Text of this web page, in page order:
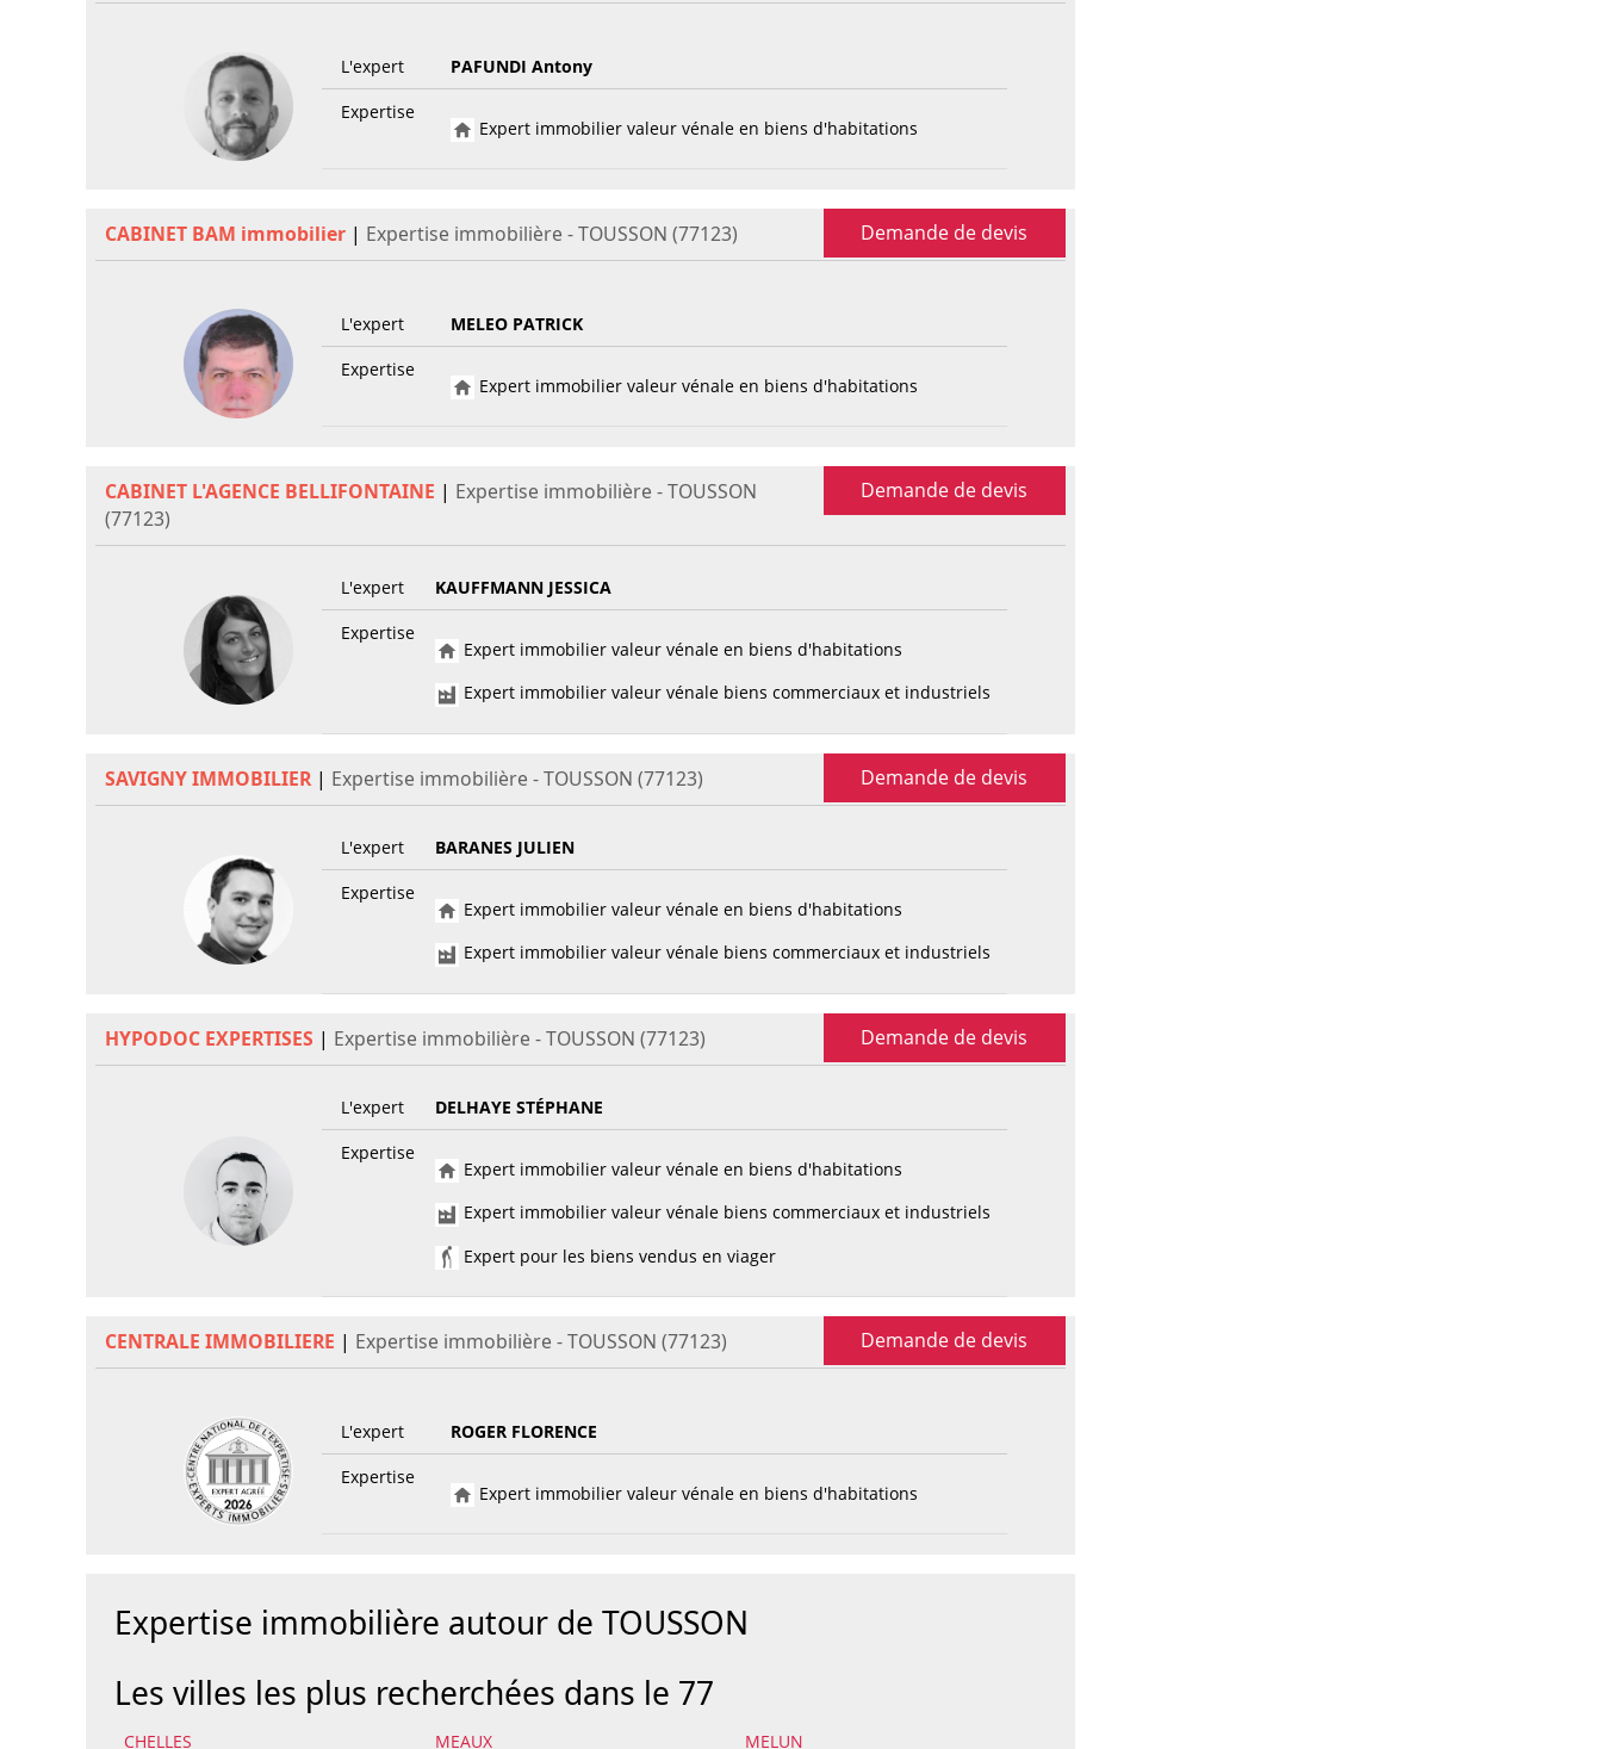
L'expert
PAFUNDI Antony
Expertise
Expert immobilier valeur vénale en biens d'habitations
CABINET BAM immobilier | Expertise immobilière - TOUSSON (77123) Demande de devis
L'expert
MELEO PATRICK
Expertise
Expert immobilier valeur vénale en biens d'habitations
CABINET L'AGENCE BELLIFONTAINE | Expertise immobilière - TOUSSON
(77123)
Demande de devis
L'expert
KAUFFMANN JESSICA
Expertise
Expert immobilier valeur vénale en biens d'habitations
Expert immobilier valeur vénale biens commerciaux et industriels
SAVIGNY IMMOBILIER | Expertise immobilière - TOUSSON (77123) Demande de devis
L'expert
BARANES JULIEN
Expertise
Expert immobilier valeur vénale en biens d'habitations
Expert immobilier valeur vénale biens commerciaux et industriels
HYPODOC EXPERTISES | Expertise immobilière - TOUSSON (77123) Demande de devis
L'expert
DELHAYE STÉPHANE
Expertise
Expert immobilier valeur vénale en biens d'habitations
Expert immobilier valeur vénale biens commerciaux et industriels
Expert pour les biens vendus en viager
CENTRALE IMMOBILIERE | Expertise immobilière - TOUSSON (77123) Demande de devis
L'expert
ROGER FLORENCE
Expertise
Expert immobilier valeur vénale en biens d'habitations
Expertise immobilière autour de TOUSSON
Les villes les plus recherchées dans le 77
CHELLES MEAUX MELUN